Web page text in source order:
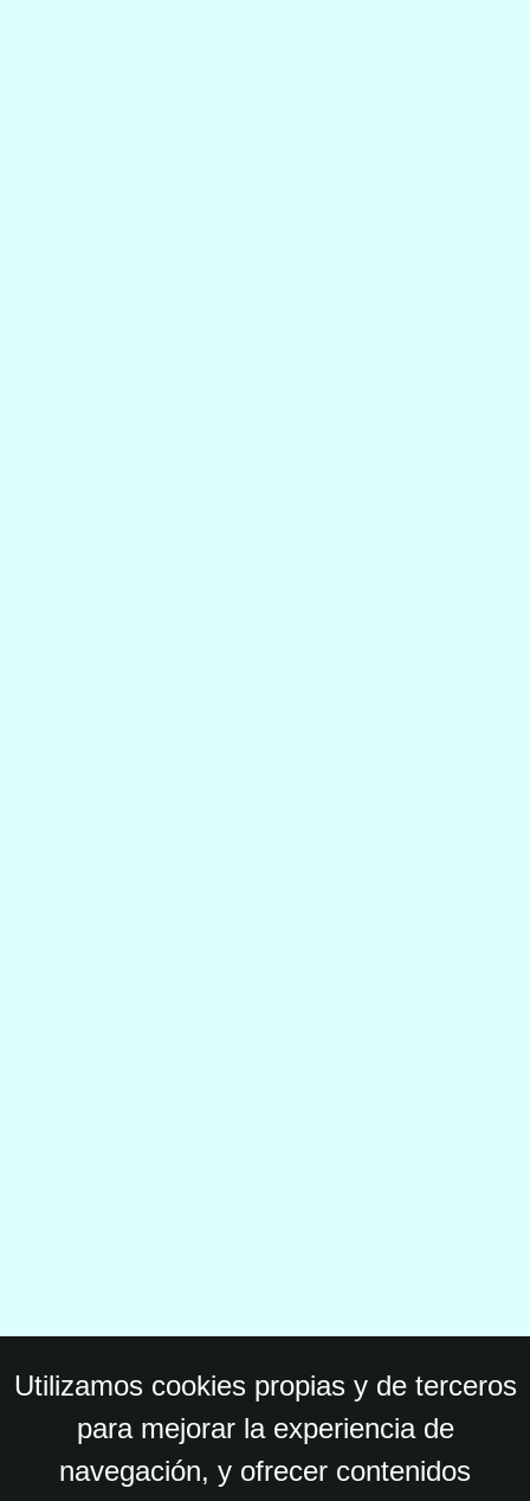
Utilizamos cookies propias y de terceros
para mejorar la experiencia de
navegación, y ofrecer contenidos